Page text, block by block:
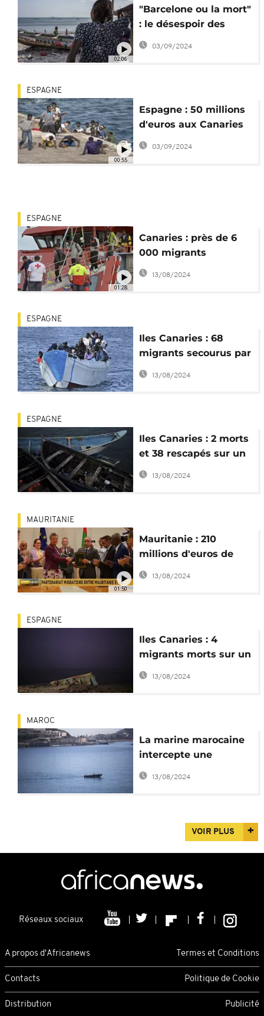
02:06
"Barcelone ou la mort"
: le désespoir des
Sénégalais en quête
03/09/2024
00:55
ESPAGNE
Espagne : 50 millions
d'euros aux Canaries
contre la crise
03/09/2024
01:28
ESPAGNE
Canaries : près de 6
000 migrants
mineurs, les centres
d'accueil saturés
13/08/2024
ESPAGNE
Iles Canaries : 68
migrants secourus par
un navire de croisière
13/08/2024
ESPAGNE
Iles Canaries : 2 morts
et 38 rescapés sur un
bateau de migrants
13/08/2024
01:50
MAURITANIE
Mauritanie : 210
millions d'euros de
l'UE contre
l'immigration
13/08/2024
ESPAGNE
Iles Canaries : 4
migrants morts sur un
bateau provenant de
Mauritanie
13/08/2024
MAROC
La marine marocaine
intercepte une
pirogue de 141
13/08/2024
VOIR PLUS
Réseaux sociaux
A propos d'Africanews Termes et Conditions
Contacts Politique de Cookie
Distribution Publicité